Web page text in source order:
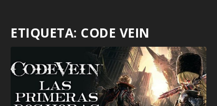
ETIQUETA: CODE VEIN